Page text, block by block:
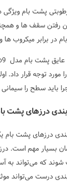
پشت بام ویژگی
رفتن سقف ها و
در برابر میکروب
مورد توجه قرار
باید سطح را
درزهای پشت
درزهای پشت بام
بسیار مهم است.
شوند که می‌تواند به
درست می‌تواند